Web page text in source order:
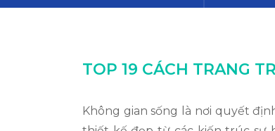
TOP 19 CÁCH TRANG
Không gian sống là nơi quyết